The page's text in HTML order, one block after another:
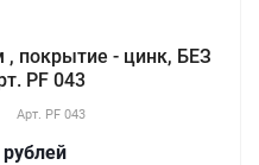
, покрытие - цинк, БЕЗ
PF 043
Арт. PF 043
рублей